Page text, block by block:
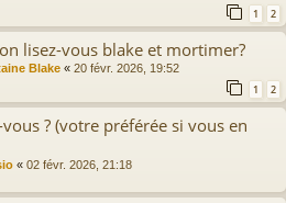
1 2
lisez-vous blake et mortimer?
Blake « 20 févr. 2026, 19:52
1 2
? (votre préférée si vous en
« 02 févr. 2026, 21:18